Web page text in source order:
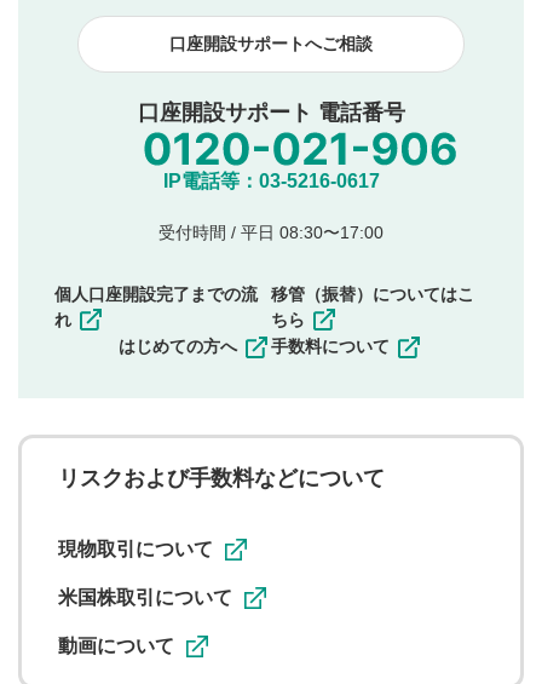
見合わせる場合がございます。
本動画コンテンツとは無関係の内容の投稿
他者への誹謗中傷や差別的表現投稿
公序良俗に反する内容の投稿
氏名、住所、電話番号など個人を特定できる情報の
他のサイトへの誘導や営利目的、広告・宣伝を目
他者の権利（商標、著作権、その他の知的財産
その他当社が不適切と判断した投稿
一度投稿した評価およびコメントの変更・削除はできま
ことを承諾したものとします。また、利用者は、コメント
に関する著作者人格権を行使しないことに同意します。利
用者が投稿したコメントは、当社サービスの広告・宣伝、
ることがあります。
口座開設サポートへご相談
口座開設サポート 電話番号
IP電話等：03-5216-0617
受付時間 / 平日 08:30〜17:00
個人口座開設完了までの流
れ
はじめての方へ
移管（振替）についてはこ
ちら
手数料について
リスクおよび手数料などについて
現物取引について
米国株取引について
動画について